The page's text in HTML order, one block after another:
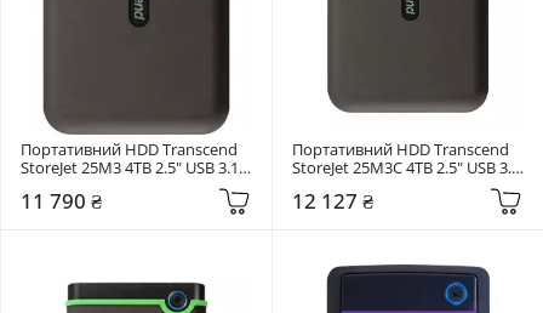
Портативний HDD Transcend
StoreJet 25M3 4TB 2.5" USB 3.1
11 790 ₴
Портативний HDD Transcend
StoreJet 25M3C 4TB 2.5" USB 3.1
12 127 ₴